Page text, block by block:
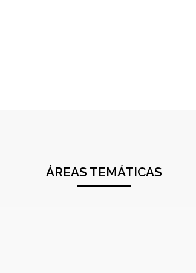
ÁREAS TEMÁTICAS